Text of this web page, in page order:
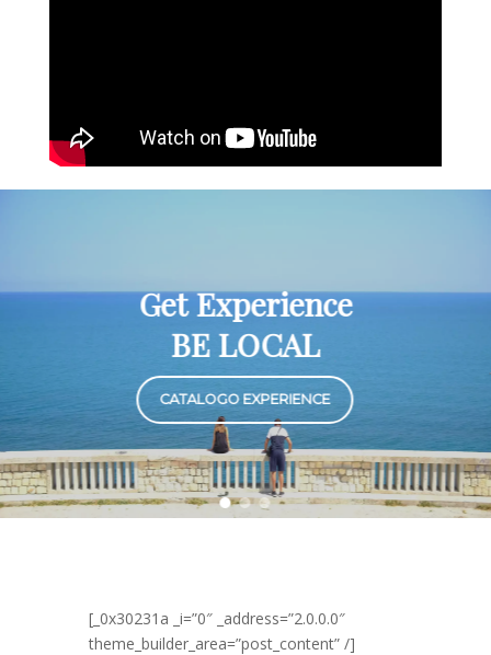
Get Experience
BE LOCAL
CATALOGO EXPERIENCE
[_0x30231a _i=”0″ _address=”2.0.0.0″
theme_builder_area=”post_content” /]